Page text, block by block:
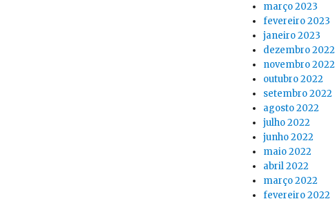
março 2023
fevereiro 2023
janeiro 2023
dezembro 2022
novembro 2022
outubro 2022
setembro 2022
agosto 2022
julho 2022
junho 2022
maio 2022
abril 2022
março 2022
fevereiro 2022